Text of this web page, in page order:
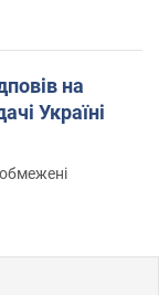
на
Україні